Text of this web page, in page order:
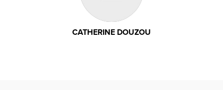
CATHERINE DOUZOU